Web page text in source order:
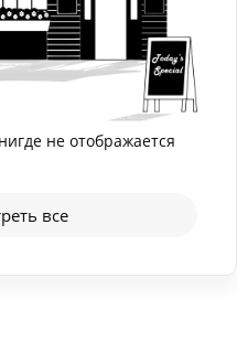
не отображается
все